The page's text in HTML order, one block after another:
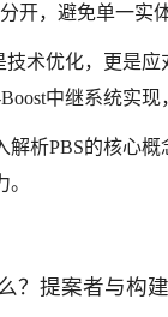
开，避免单一实
技术优化，更是
中继系统实
解析PBS的核心
？提案者与构